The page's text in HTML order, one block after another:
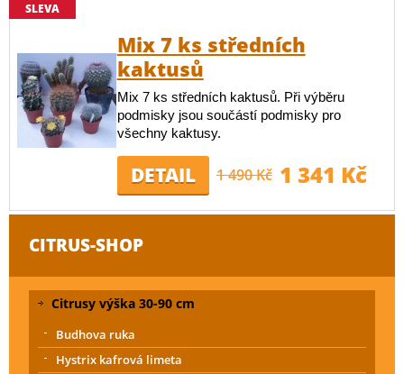
SLEVA
Mix 7 ks středních
kaktusů
Mix 7 ks středních kaktusů. Při výběru
podmisky jsou součástí podmisky pro
všechny kaktusy.
DETAIL 1 490 Kč 1 341 Kč
CITRUS-SHOP
Citrusy výška 30-90 cm
Budhova ruka
Hystrix kafrová limeta